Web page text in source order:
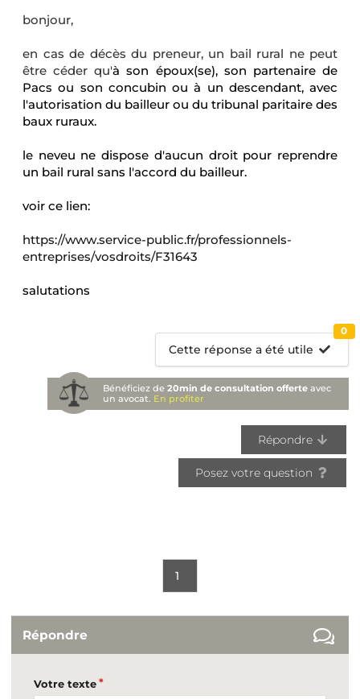
bonjour,
en cas de décès du preneur, un bail rural ne peut
être céder qu'à son époux(se), son partenaire de
Pacs ou son concubin ou à un descendant, avec
l'autorisation du bailleur ou du tribunal paritaire des
baux ruraux.
le neveu ne dispose d'aucun droit pour reprendre
un bail rural sans l'accord du bailleur.
voir ce lien:
https://www.service-public.fr/professionnels-
entreprises/vosdroits/F31643
salutations
Cette réponse a été utile
0
Bénéficiez de20min de consultation offerte avec
un avocat. En profiter
Répondre
Posez votre question
1
Répondre
Votre texte